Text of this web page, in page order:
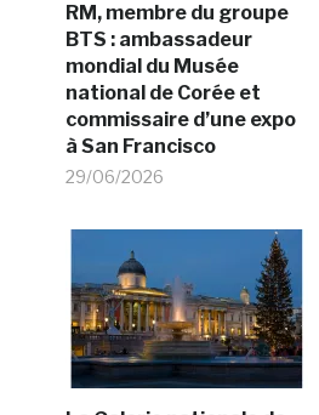
RM, membre du groupe
BTS : ambassadeur
mondial du Musée
national de Corée et
commissaire d’une expo
à San Francisco
29/06/2026